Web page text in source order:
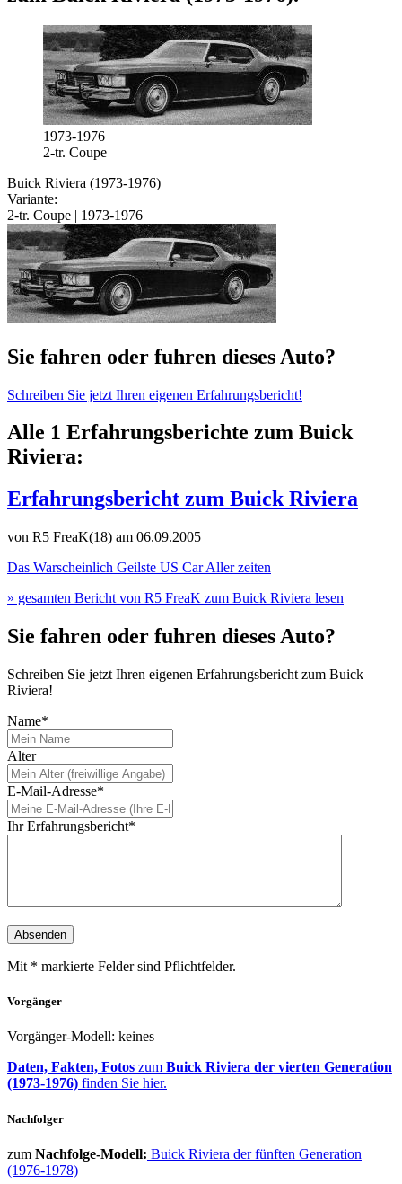
1973-1976
2-tr. Coupe
Buick Riviera (1973-1976)
Variante:
2-tr. Coupe | 1973-1976
Sie fahren oder fuhren dieses Auto?
Schreiben Sie jetzt Ihren eigenen Erfahrungsbericht!
Alle 1 Erfahrungsberichte zum Buick
Riviera:
Erfahrungsbericht zum Buick Riviera
von R5 FreaK(18) am 06.09.2005
Das Warscheinlich Geilste US Car Aller zeiten
» gesamten Bericht von R5 FreaK zum Buick Riviera lesen
Sie fahren oder fuhren dieses Auto?
Schreiben Sie jetzt Ihren eigenen Erfahrungsbericht zum Buick
Riviera!
Name*
Alter
E-Mail-Adresse*
Ihr Erfahrungsbericht*
Mit * markierte Felder sind Pflichtfelder.
Vorgänger
Vorgänger-Modell: keines
Daten, Fakten, Fotos zum Buick Riviera der vierten Generation
(1973-1976) finden Sie hier.
Nachfolger
zum Nachfolge-Modell: Buick Riviera der fünften Generation
(1976-1978)